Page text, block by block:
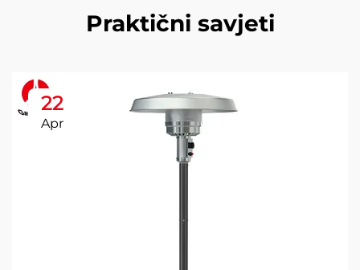
Praktični savjeti
22
Apr